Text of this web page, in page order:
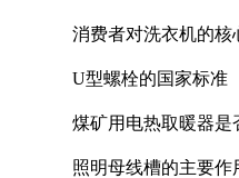
消费者对洗衣机的核
U型螺栓的国家标准
煤矿用电热取暖器是
照明母线槽的主要作